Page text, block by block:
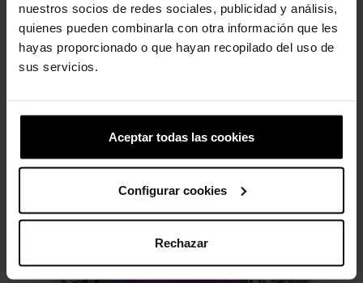
nuestros socios de redes sociales, publicidad y análisis,
quienes pueden combinarla con otra información que les
hayas proporcionado o que hayan recopilado del uso de
sus servicios.
Aceptar todas las cookies
Configurar cookies
Rechazar
Cocó do Lil
4,99 € 3,99 €
Número 8
4,99 € 3,99 €
categoria:
-20%